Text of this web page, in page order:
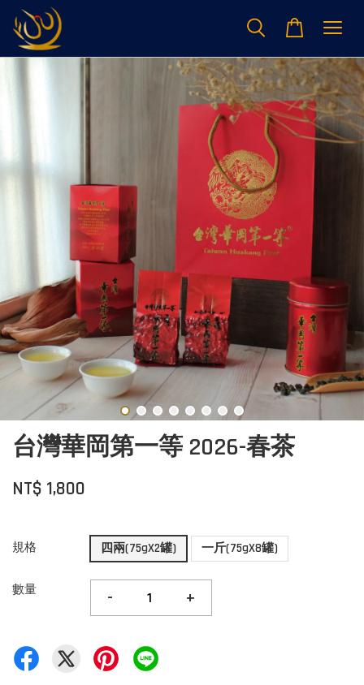
台灣華岡第一等 2026-春茶
NT$ 1,800
規格 四兩(75gX2罐) 一斤(75gX8罐)
數量 - +